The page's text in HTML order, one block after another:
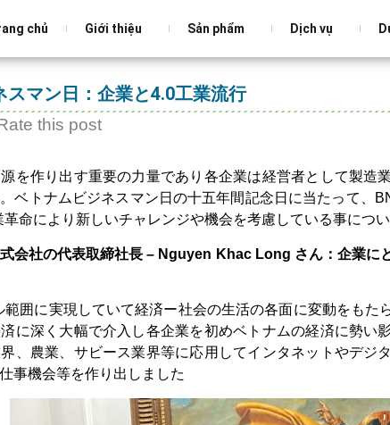
chủ Giới thiệu Sản phẩm Dịch vụ
スマン日：企業と4.0工業流行
this post
を作り出す重要の力量であり各企業は経営者として製造
ベトナムビジネスマン日の十五年間記念日に当たって、
命により新しいチャレンジや機会を考慮している事につ
会社の代表取締社長 – Nguyen Khac Long さん：企業に
囲に実現していて経済ー社会の生活の各面に変動をもた
に深く大幅で介入し各企業を初めベトナムの経済に勢い
、農業、サビース業界等に応用してインタネットやデジ
事機会等を作り出しました